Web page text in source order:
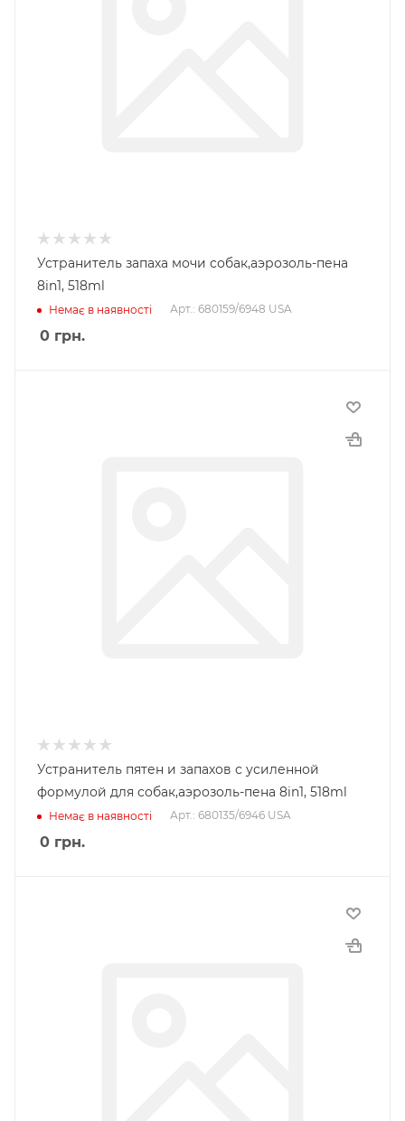
Устранитель запаха мочи собак,аэрозоль-пена
8in1, 518ml
Немає в наявності Арт.: 680159/6948 USA
0 грн.
Устранитель пятен и запахов с усиленной
формулой для собак,аэрозоль-пена 8in1, 518ml
Немає в наявності Арт.: 680135/6946 USA
0 грн.